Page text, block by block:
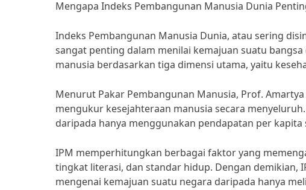
Mengapa Indeks Pembangunan Manusia Dunia
Indeks Pembangunan Manusia Dunia, atau sering
sangat penting dalam menilai kemajuan suatu
manusia berdasarkan tiga dimensi utama, yaitu
Menurut Pakar Pembangunan Manusia, Prof.
mengukur kesejahteraan manusia secara
daripada hanya menggunakan pendapatan per
IPM memperhitungkan berbagai faktor yang
tingkat literasi, dan standar hidup. Dengan
mengenai kemajuan suatu negara daripada hanya